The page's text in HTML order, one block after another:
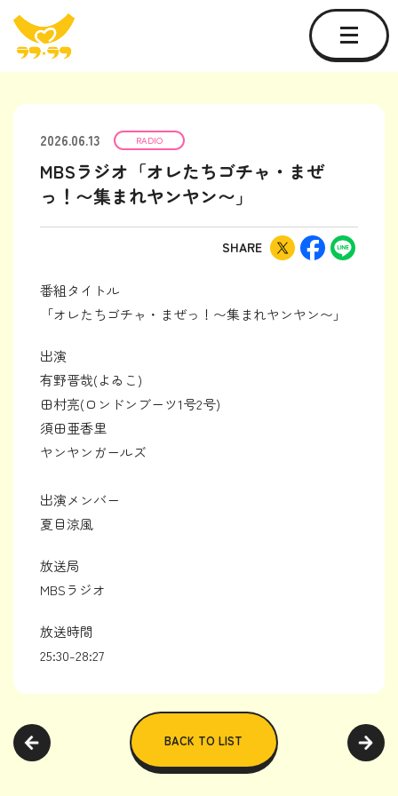
2026.06.13 RADIO
MBSラジオ「オレたちゴチャ・まぜ
っ！〜集まれヤンヤン〜」
SHARE
番組タイトル
「オレたちゴチャ・まぜっ！〜集まれヤンヤン〜」
出演
有野晋哉(よゐこ)
田村亮(ロンドンブーツ1号2号)
須田亜香里
ヤンヤンガールズ
出演メンバー
夏目涼風
放送局
MBSラジオ
放送時間
25:30-28:27
BACK TO LIST